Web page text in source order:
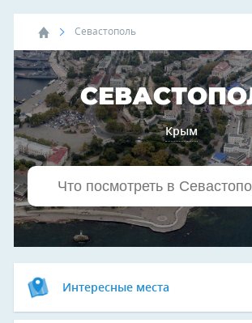
Севастополь
Крым
Интересные места